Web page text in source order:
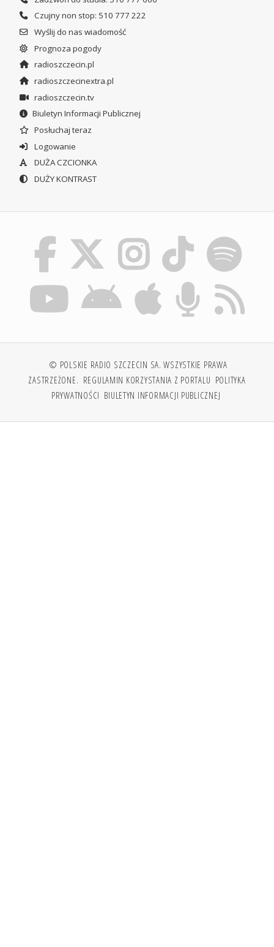
Czujny non stop: 510 777 222
Wyślij do nas wiadomość
Prognoza pogody
radioszczecin.pl
radioszczecinextra.pl
radioszczecin.tv
Biuletyn Informacji Publicznej
Posłuchaj teraz
Logowanie
DUŻA CZCIONKA
DUŻY KONTRAST
© POLSKIE RADIO SZCZECIN SA. WSZYSTKIE PRAWA
ZASTRZEŻONE. REGULAMIN KORZYSTANIA Z PORTALU POLITYKA
PRYWATNOŚCI BIULETYN INFORMACJI PUBLICZNEJ